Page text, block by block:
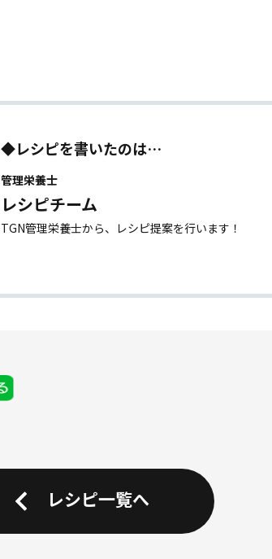
◆レシピを書いたのは…
管理栄養士
レシピチーム
TGN管理栄養士から、レシピ提案を行います！
レシピ一覧へ